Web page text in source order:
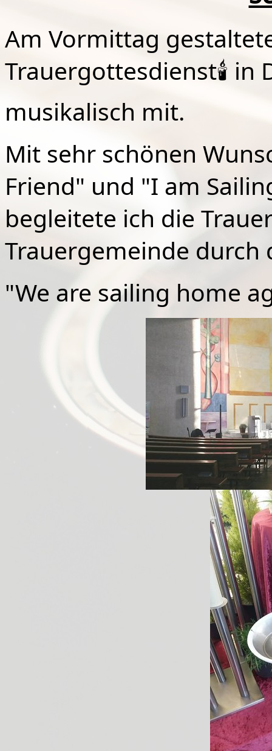
Am Vormittag
Trauergottesdienst🕯 in
musikalisch mit.
Mit sehr schönen
Friend" und "I am
begleitete ich die
Trauergemeinde durch
"We are sailing home